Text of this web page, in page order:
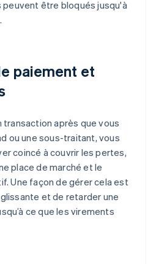
peuvent être bloqués jusqu'à
paiement et
transaction après que vous
ou une sous-traitant, vous
coincé à couvrir les pertes,
place de marché et le
Une façon de gérer cela est
et de retarder une
ce que les virements